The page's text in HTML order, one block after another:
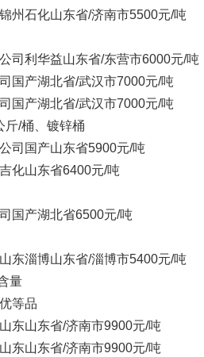
锦州石化山东省/济南市5500元/吨
司 利华益山东省/东营市6000元/吨
国产湖北省/武汉市7000元/吨
国产湖北省/武汉市7000元/吨
/桶、镀锌桶
司 国产山东省5900元/吨
吉化山东省6400元/吨
国产湖北省6500元/吨
山东淄博山东省/淄博市5400元/吨
量
等品
山东山东省/济南市9900元/吨
山东山东省/济南市9900元/吨